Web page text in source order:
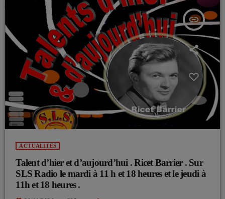
insert_link
ACTUALITÉS
Talent d’hier et d’aujourd’hui . Ricet Barrier . Sur
SLS Radio le mardi à 11 h et 18 heures et le jeudi à
11h et 18 heures .